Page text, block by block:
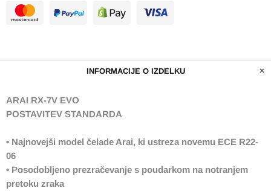
INFORMACIJE O IZDELKU
ARAI RX-7V EVO
POSTAVITEV STANDARDA
• Najnovejši model čelade Arai, ki ustreza novemu ECE R22-
06
• Posodobljeno prezračevanje s poudarkom na notranjem
pretoku zraka